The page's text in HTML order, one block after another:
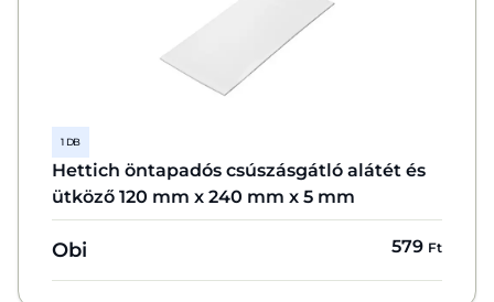
1 DB
Hettich öntapadós csúszásgátló alátét és
ütköző 120 mm x 240 mm x 5 mm
Obi 579 Ft